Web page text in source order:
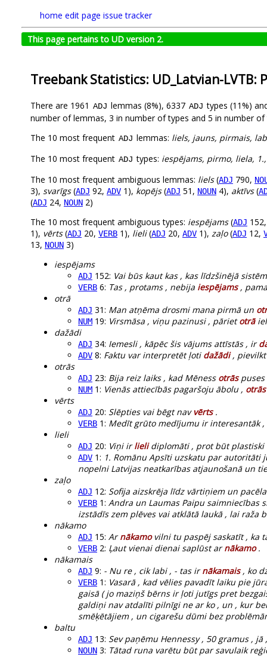
home edit page issue tracker
This page pertains to UD version 2.
Treebank Statistics: UD_Latvian-LVTB:
There are 1961 ADJ lemmas (8%), 6337 ADJ types (11%)
number of lemmas, 3 in number of types and 5 in number of
The 10 most frequent ADJ lemmas: liels, jauns, pirmais,
The 10 most frequent ADJ types: iespējams, pirmo, liela,
The 10 most frequent ambiguous lemmas: liels(ADJ 790,
3), svarīgs(ADJ 92, ADV 1), kopējs(ADJ 51, NOUN 4), aktīvs(
(ADJ 24, NOUN 2)
The 10 most frequent ambiguous types: iespējams(ADJ
1), vērts(ADJ 20, VERB 1), lieli(ADJ 20, ADV 1), zaļo(ADJ 12,
13, NOUN 3)
iespējams
ADJ 152: Vai būs kaut kas , kas līdzšinējā
VERB 6: Tas , protams , nebija iespējams,
otrā
ADJ 31: Man atņēma drosmi mana pirmā un
NUM 19: Virsmāsa , viņu pazinusi , pārietotrā
dažādi
ADJ 34: Iemesli , kāpēc šis vājums attīstās , ir
ADV 8: Faktu var interpretēt ļoti dažādi, pievilkt
otrās
ADJ 23: Bija reiz laiks , kad Mēness otrāspuses
NUM 1: Vienās attiecībās pagaršoju ābolu , otrās
vērts
ADJ 20: Slēpties vai bēgt nav vērts.
VERB 1: Medīt grūto medījumu ir interesantāk
lieli
ADJ 20: Viņi irlielidiplomāti , prot būt plastiski
ADV 1: 1. Romānu Apsīti uzskatu par
nopelni Latvijas neatkarības atjaunošanā un
zaļo
ADJ 12: Sofija aizskrēja līdz vārtiņiem un
VERB 1: Andra un Laumas Paipu saimniecības
izstādīs zem plēves vai atklātā laukā , lai raža
nākamo
ADJ 15: Arnākamovilni tu paspēj saskatīt , ka
VERB 2: Ļaut vienai dienai saplūst arnākamo.
nākamais
ADJ 9: - Nu re , cik labi , - tas irnākamais, ko
VERB 1: Vasarā , kad vēlies pavadīt laiku pie
gaisā ( jo maziņš bērns ir ļoti jutīgs pret
galdiņi nav atdalīti pilnīgi ne ar ko , un , kur
smēķētājiem , un cigarešu dūmi bez
baltu
ADJ 13: Sev paņēmu Hennessy , 50 gramus ,
NOUN 3: Tātad runa varētu būt par savulaik